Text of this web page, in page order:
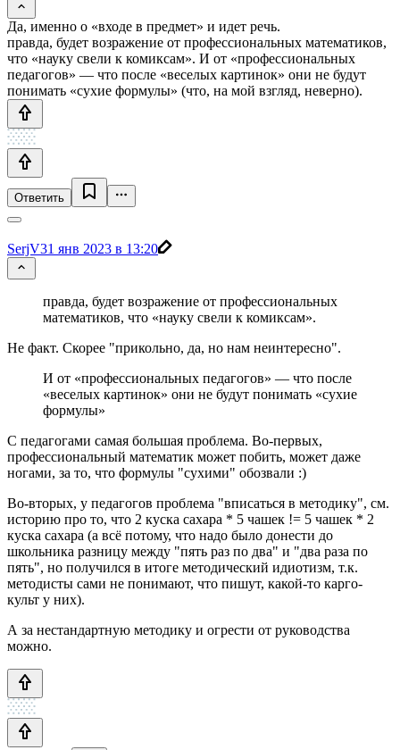
Да, именно о «входе в предмет» и идет речь.
правда, будет возражение от профессиональных математиков,
что «науку свели к комиксам». И от «профессиональных
педагогов» — что после «веселых картинок» они не будут
понимать «сухие формулы» (что, на мой взгляд, неверно).
Ответить
SerjV31 янв 2023 в 13:20
правда, будет возражение от профессиональных
математиков, что «науку свели к комиксам».
Не факт. Скорее "прикольно, да, но нам неинтересно".
И от «профессиональных педагогов» — что после
«веселых картинок» они не будут понимать «сухие
формулы»
С педагогами самая большая проблема. Во-первых,
профессиональный математик может побить, может даже
ногами, за то, что формулы "сухими" обозвали :)
Во-вторых, у педагогов проблема "вписаться в методику", см.
историю про то, что 2 куска сахара * 5 чашек != 5 чашек * 2
куска сахара (а всё потому, что надо было донести до
школьника разницу между "пять раз по два" и "два раза по
пять", но получился в итоге методический идиотизм, т.к.
методисты сами не понимают, что пишут, какой-то карго-
культ у них).
А за нестандартную методику и огрести от руководства
можно.